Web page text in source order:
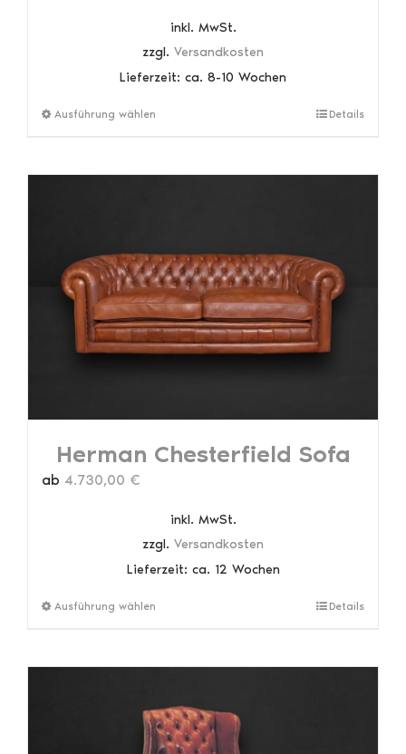
inkl. MwSt.
zzgl. Versandkosten
Lieferzeit: ca. 8-10 Wochen
Ausführung wählen
mehrere
Optionen
können
auf
der
Produktseite
gewählt
Details
Herman Chesterfield Sofa
ab 4.730,00 €
inkl. MwSt.
zzgl. Versandkosten
Lieferzeit: ca. 12 Wochen
Ausführung wählen
mehrere
Details